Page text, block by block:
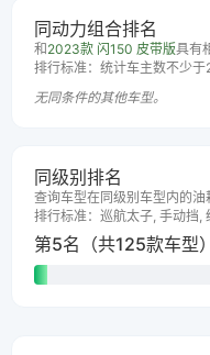
同动力组合排名
和 2023款 闪150 皮带版具有
排行标准：统计车主数不少于
无同条件的其他车型。
同级别排名
查询车型在同级别车型内的油
排行标准：巡航太子, 手动挡,
第5名（共125款车型）